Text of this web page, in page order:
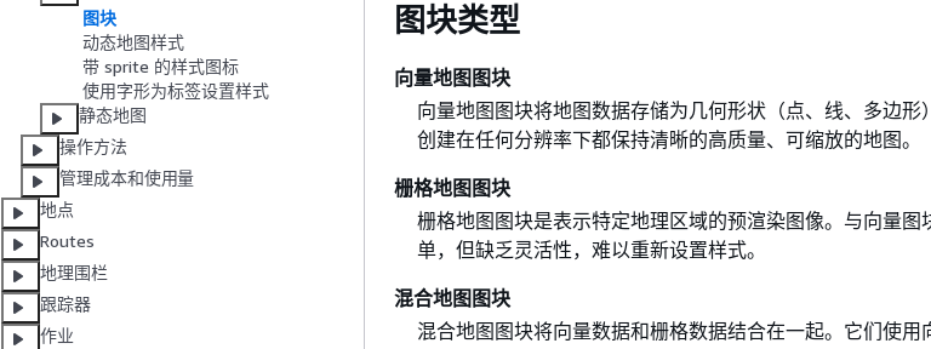
图块
动态地图样式
带 sprite 的样式图标
使用字形为标签设置样式
静态地图
操作方法
管理成本和使用量
地点
Routes
地理围栏
跟踪器
作业
图块类型
向量地图图块
向量地图图块将地图数据存储为几何形状（点、线、多边形
创建在任何分辨率下都保持清晰的高质量、可缩放的地图。
栅格地图图块
栅格地图图块是表示特定地理区域的预渲染图像。与向量图
单，但缺乏灵活性，难以重新设置样式。
混合地图图块
混合地图图块将向量数据和栅格数据结合在一起。它们使用